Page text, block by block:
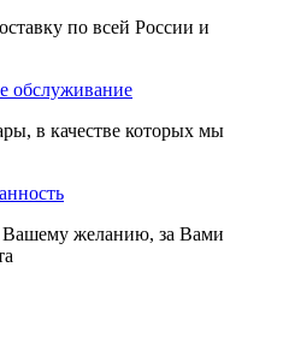
по всей России и
обслуживание
в качестве которых мы
Вашему желанию, за Вами